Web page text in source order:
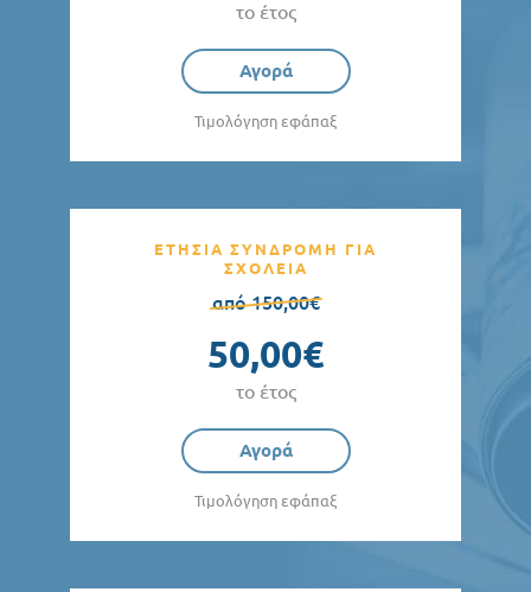
το έτος
Αγορά
Τιμολόγηση εφάπαξ
ΕΤΗΣΙΑ ΣΥΝΔΡΟΜΗ ΓΙΑ
ΣΧΟΛΕΙΑ
από 150,00€
50,00€
το έτος
Αγορά
Τιμολόγηση εφάπαξ